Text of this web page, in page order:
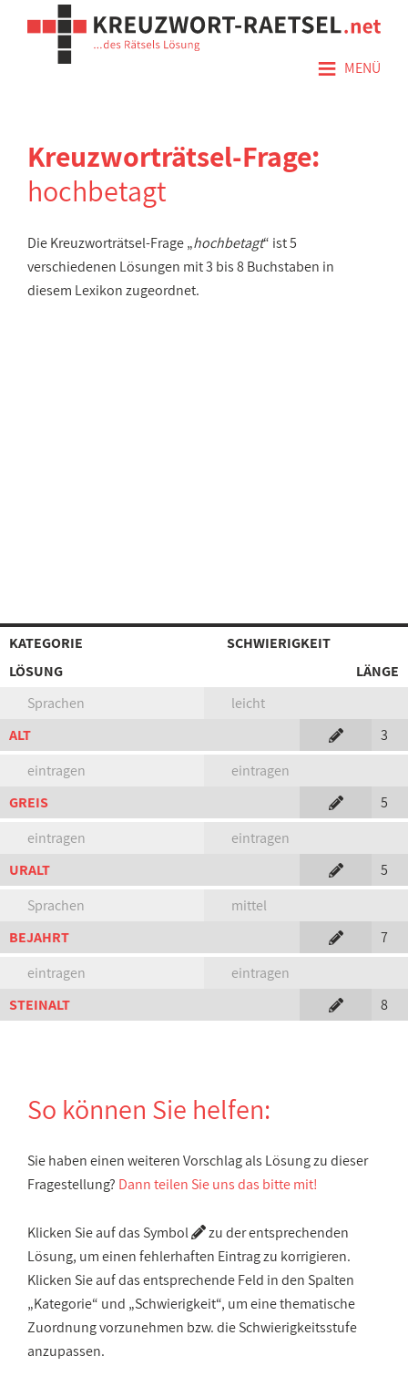
≡ MENÜ
Kreuzworträtsel-Frage:
hochbetagt
Die Kreuzworträtsel-Frage „hochbetagt“ ist 5
verschiedenen Lösungen mit 3 bis 8 Buchstaben in
diesem Lexikon zugeordnet.
KATEGORIE
SCHWIERIGKEIT
LÖSUNG
LÄNGE
Sprachen
leicht
ALT
3
eintragen
eintragen
GREIS
5
eintragen
eintragen
URALT
5
Sprachen
mittel
BEJAHRT
7
eintragen
eintragen
STEINALT
8
So können Sie helfen:
Sie haben einen weiteren Vorschlag als Lösung zu dieser
Fragestellung? Dann teilen Sie uns das bitte mit!
Klicken Sie auf das Symbol
zu der entsprechenden
Lösung, um einen fehlerhaften Eintrag zu korrigieren.
Klicken Sie auf das entsprechende Feld in den Spalten
„Kategorie“ und „Schwierigkeit“, um eine thematische
Zuordnung vorzunehmen bzw. die Schwierigkeitsstufe
anzupassen.